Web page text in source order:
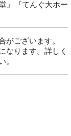
』『てんぐ大ホー
がございます。
なります。詳しく
。